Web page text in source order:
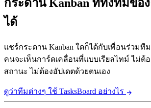
กระดาน Kanban ที่ทั้งทีมขอ
ได้
แชร์กระดาน Kanban ใดก็ได้กับเพื่อนร่วมที
คนจะเห็นการ์ดเคลื่อนที่แบบเรียลไทม์ ไม่ต้
สถานะ ไม่ต้องอัปเดตด้วยตนเอง
ดูว่าทีมต่างๆ ใช้ TasksBoard อย่างไร arrow_forward